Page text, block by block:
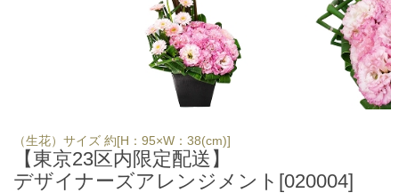
（生花）サイズ 約[H：95×W：38(cm)]
【東京23区内限定配送】
デザイナーズアレンジメント[020004]